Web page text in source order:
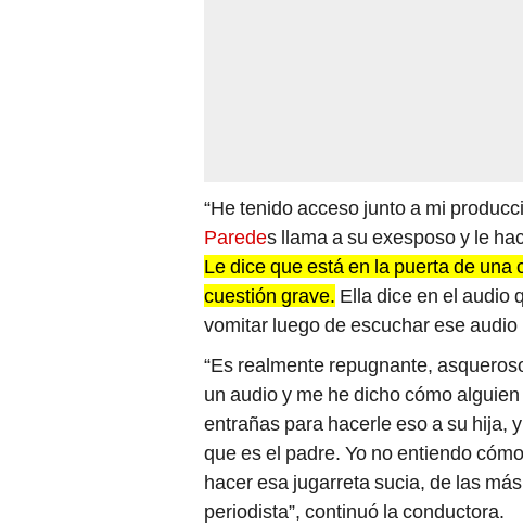
“He tenido acceso junto a mi
Paredes llama a su exesposo y le
Le dice que está en la puerta de
cuestión grave. Ella dice en el audio
vomitar luego de escuchar ese audio
“Es realmente repugnante,
un audio y me he dicho cómo
entrañas para hacerle eso a su hija,
que es el padre. Yo no entiendo
hacer esa jugarreta sucia, de las
periodista”, continuó la conductora.